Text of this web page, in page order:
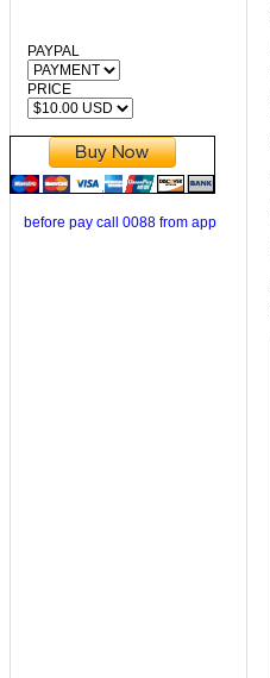
PAYPAL
PRICE
before pay call 0088 from app